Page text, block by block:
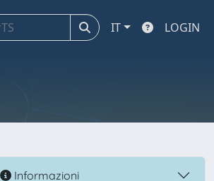
IT LOGIN
Informazioni